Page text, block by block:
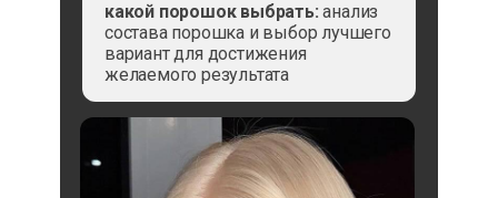
какой порошок выбрать:анализ
состава порошка и выбор лучшего
вариант для достижения
желаемого результата